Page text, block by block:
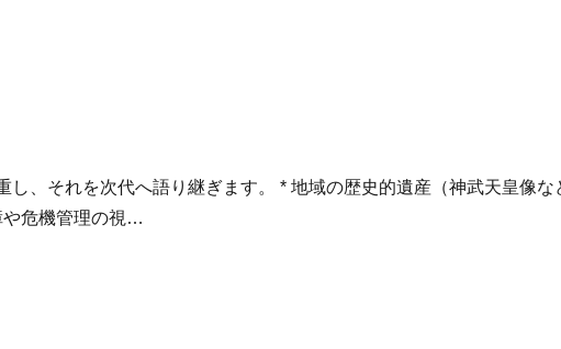
、それを次代へ語り継ぎます。 * 地域の歴史的遺産（神武天皇像
や危機管理の視…